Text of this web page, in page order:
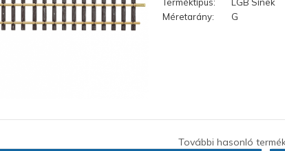
Terméktípus:
LGB Sínek
Méretarány:
G
További hasonló